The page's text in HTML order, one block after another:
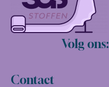
Volg ons:
Contact